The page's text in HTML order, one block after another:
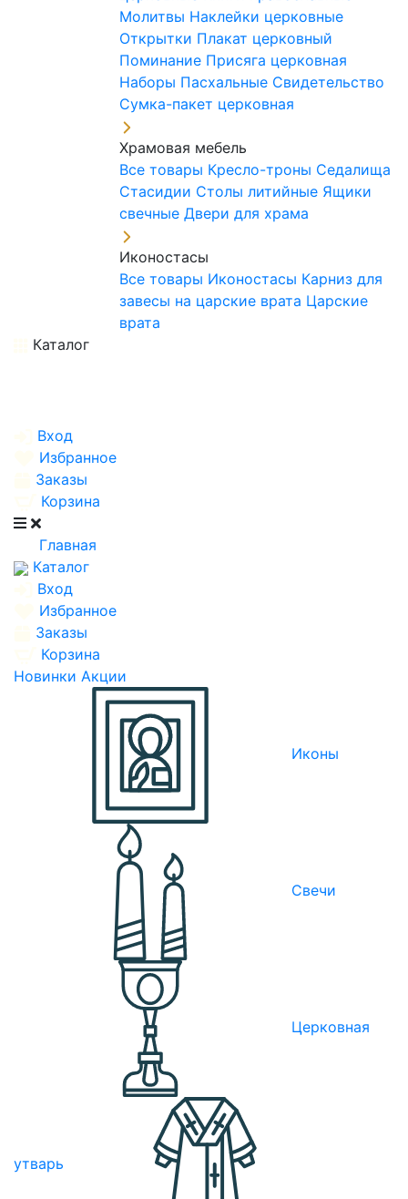
Молитвы Наклейки церковные
Открытки Плакат церковный
Поминание Присяга церковная
Наборы Пасхальные Свидетельство
Сумка-пакет церковная
Храмовая мебель
Все товары Кресло-троны Седалища
Стасидии Столы литийные Ящики
свечные Двери для храма
Иконостасы
Все товары Иконостасы Карниз для
завесы на царские врата Царские
врата
Каталог
Вход
Избранное
Заказы
Корзина
Главная
Каталог
Вход
Избранное
Заказы
Корзина
Новинки Акции
Иконы
Свечи
Церковная
утварь